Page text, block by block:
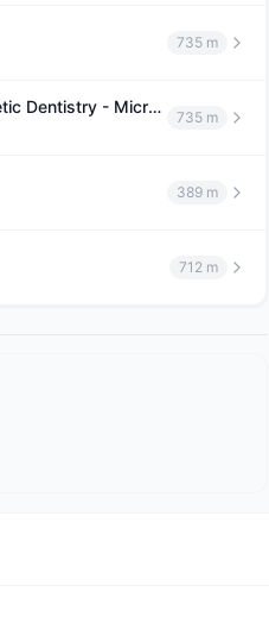
735 m
UZMAN DİŞ HEKİMİ / Uzm . Dt . Aykut Can BALKANLIOĞLU / - Smile Design - Aesthetic Dentistry - Microscopic Dentisty - Implant
735 m
389 m
712 m